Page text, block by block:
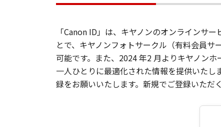
「Canon ID」は、キヤノンのオンラインサ
とで、キヤノンフォトサークル（有料会員
可能です。また、2024 年2 月よりキヤノン
一人ひとりに最適化された情報を提供いた
録をお願いいたします。新規でご登録いただ